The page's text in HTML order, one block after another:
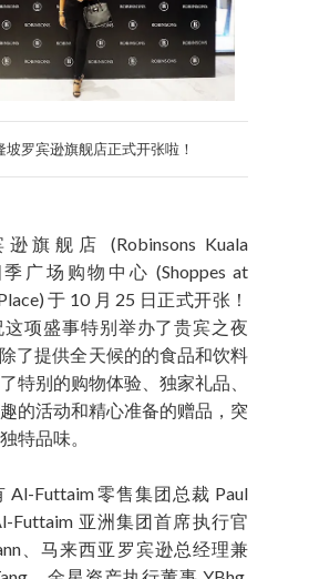
坡罗宾逊旗舰店正式开张啦！
旗舰店 (Robinsons Kuala
季广场购物中心 (Shoppes at
于 10 月 25 日正式开张！
项盛事特别举办了贵宾之夜
了提供全天候的的食品和饮料
特别的购物体验、独家礼品、
的活动和精心准备的赠品，突
特品味。
Al-Futtaim 零售集团总裁 Paul
Futtaim 亚洲集团首席执行官
、马来西亚罗宾逊总经理兼